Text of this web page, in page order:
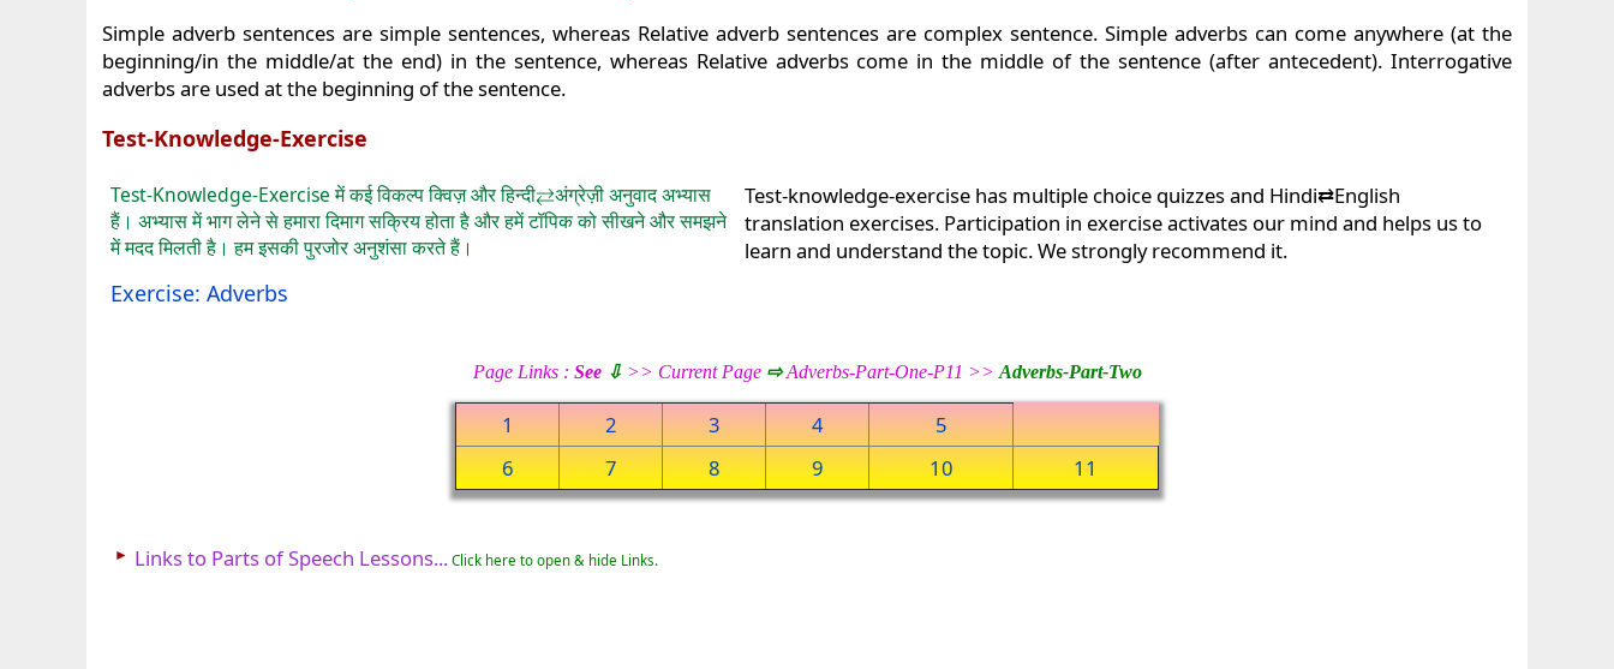
Simple adverb sentences are simple sentences, whereas Relative adverb sentences are complex sentence. Simple adverbs can come anywhere (at the
beginning/in the middle/at the end) in the sentence, whereas Relative adverbs come in the middle of the sentence (after antecedent). Interrogative
adverbs are used at the beginning of the sentence.
Test-Knowledge-Exercise
Test-Knowledge-Exercise में कई विकल्प क्विज़ और हिन्दी⇄अंग्रेज़ी अनुवाद अभ्यास
हैं। अभ्यास में भाग लेने से हमारा दिमाग सक्रिय होता है और हमें टॉपिक को सीखने और समझने
में मदद मिलती है। हम इसकी पुरजोर अनुशंसा करते हैं।
Test-knowledge-exercise has multiple choice quizzes and Hindi⇄English
translation exercises. Participation in exercise activates our mind and helps us to
learn and understand the topic. We strongly recommend it.
Exercise: Adverbs
Page Links : See ⇩>> Current Page ⇨Adverbs-Part-One-P11 >> Adverbs-Part-Two
1 2 3 4
5
6
7 8 9 10 11
► Links to Parts of Speech Lessons... Click here to open & hide Links.